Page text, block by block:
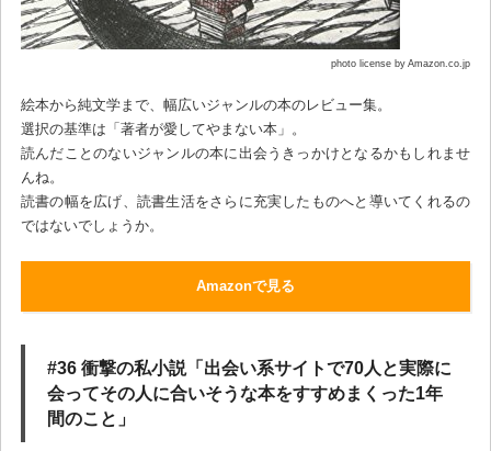
photo license by Amazon.co.jp
絵本から純文学まで、幅広いジャンルの本のレビュー集。
選択の基準は「著者が愛してやまない本」。
読んだことのないジャンルの本に出会うきっかけとなるかもしれませ
んね。
読書の幅を広げ、読書生活をさらに充実したものへと導いてくれるの
ではないでしょうか。
Amazonで見る
#36 衝撃の私小説「出会い系サイトで70人と実際に
会ってその人に合いそうな本をすすめまくった1年
間のこと」